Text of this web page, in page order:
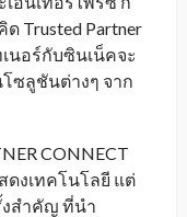
Trusted Partner
นอร์กับซินเน็คจะ
ซลูชันต่างๆ จาก
CONNECT
ดงเทคโนโลยี แต่
งสำคัญ ที่นำ